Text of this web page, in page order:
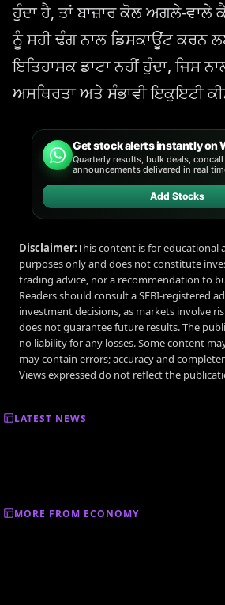
ਹੁੰਦਾ ਹੈ, ਤਾਂ ਬਾਜ਼ਾਰ ਕੋਲ ਅਗਲੇ-ਵਾਲੇ
ਨੂੰ ਸਹੀ ਢੰਗ ਨਾਲ ਡਿਸਕਾਊਂਟ ਕਰਨ
ਇਤਿਹਾਸਕ ਡਾਟਾ ਨਹੀਂ ਹੁੰਦਾ, ਜਿਸ
ਅਸਥਿਰਤਾ ਅਤੇ ਸੰਭਾਵੀ ਇਕੁਇਟੀ
Get stock alerts instantly on
Quarterly results, bulk deals,
announcements delivered in real
Add Stocks
Disclaimer:This content is for educational
purposes only and does not constitute
trading advice, nor a recommendation to
Readers should consult a SEBI-registered
investment decisions, as markets involve
does not guarantee future results. The
no liability for any losses. Some content
may contain errors; accuracy and
Views expressed do not reflect the
LATEST NEWS
MORE FROM ECONOMY